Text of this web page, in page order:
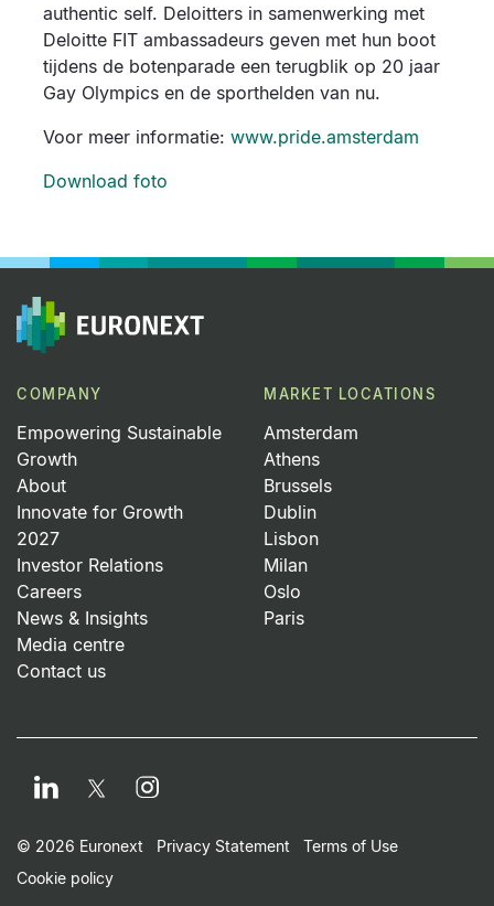
authentic self. Deloitters in samenwerking met
Deloitte FIT ambassadeurs geven met hun boot
tijdens de botenparade een terugblik op 20 jaar
Gay Olympics en de sporthelden van nu.
Voor meer informatie: www.pride.amsterdam
Download foto
COMPANY
Empowering Sustainable
Growth
About
Innovate for Growth
2027
Investor Relations
Careers
News & Insights
Media centre
Contact us
MARKET LOCATIONS
Amsterdam
Athens
Brussels
Dublin
Lisbon
Milan
Oslo
Paris
LinkedIn TwitterInstagram
Footer Small Print
© 2026 Euronext Privacy Statement
Terms of Use
Cookie policy